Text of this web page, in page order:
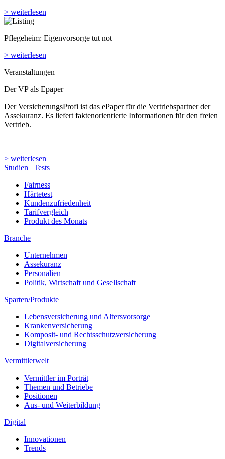
> weiterlesen
Pflegeheim: Eigenvorsorge tut not
> weiterlesen
Veranstaltungen
Der VP als Epaper
Der VersicherungsProfi ist das ePaper für die Vertriebspartner der
Assekuranz. Es liefert faktenorientierte Informationen für den freien
Vertrieb.
> weiterlesen
Studien | Tests
Fairness
Härtetest
Kundenzufriedenheit
Tarifvergleich
Produkt des Monats
Branche
Unternehmen
Assekuranz
Personalien
Politik, Wirtschaft und Gesellschaft
Sparten/Produkte
Lebensversicherung und Altersvorsorge
Krankenversicherung
Komposit- und Rechtsschutzversicherung
Digitalversicherung
Vermittlerwelt
Vermittler im Porträt
Themen und Betriebe
Positionen
Aus- und Weiterbildung
Digital
Innovationen
Trends